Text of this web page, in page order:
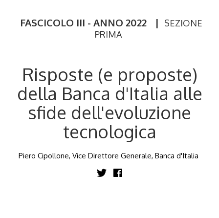
FASCICOLO III - ANNO 2022 |
SEZIONE
PRIMA
Risposte (e proposte)
della Banca d'Italia alle
sfide dell'evoluzione
tecnologica
Piero Cipollone, Vice Direttore Generale, Banca d'Italia